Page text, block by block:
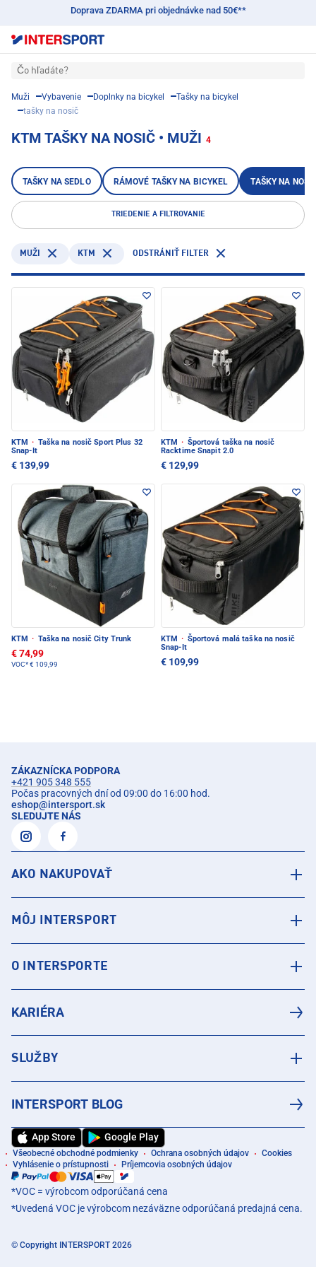
Doprava ZDARMA pri objednávke nad 50€**
Čo hľadáte?
Muži Vybavenie Doplnky na bicykel
Tašky na bicykel
tašky na nosič
KTM TAŠKY NA NOSIČ • MUŽI 4
TAŠKY NA SEDLO RÁMOVÉ TAŠKY NA BICYKEL TAŠKY NA
TRIEDENIE A FILTROVANIE
MUŽI KTM ODSTRÁNIŤ FILTER
KTM · Taška na nosič Sport Plus 32
Snap-It
€ 139,99
KTM · Športová taška na nosič
Racktime Snapit 2.0
€ 129,99
KTM · Taška na nosič City Trunk
€ 74,99
VOC*€ 109,99
KTM · Športová malá taška na nosič
Snap-It
€ 109,99
ZÁKAZNÍCKA PODPORA
+421 905 348 555
Počas pracovných dní od 09:00 do 16:00 hod.
eshop@intersport.sk
SLEDUJTE NÁS
AKO NAKUPOVAŤ
MÔJ INTERSPORT
O INTERSPORTE
KARIÉRA
SLUŽBY
INTERSPORT BLOG
App Store Google Play
Všeobecné obchodné podmienky Ochrana osobných údajov
Cookies
Vyhlásenie o prístupnosti
Príjemcovia osobných údajov
*VOC = výrobcom odporúčaná cena
*Uvedená VOC je výrobcom nezáväzne odporúčaná predajná cena.
© Copyright INTERSPORT 2026